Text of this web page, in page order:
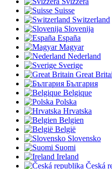
Suisse
Switzerland
Slovenija
España
Magyar
Nederland
Sverige
Great
България
Belgique
Polska
Hrvatska
Belgien
België
Slovensko
Suomi
Ireland
Česká